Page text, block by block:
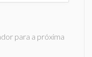
para a próxima